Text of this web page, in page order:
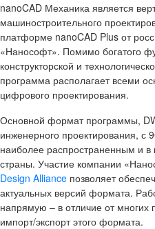
nanoCAD Механика является
машиностроительного
платформе nanoCAD Plus от
«Нанософт». Помимо богатого
конструкторской и
программа располагает всеми
цифрового проектирования.
Основной формат программы,
инженерного проектирования, с
наиболее распространенным и
страны. Участие компании
Design Alliance позволяет
актуальных версий формата.
напрямую – в отличие от
импорт/экспорт этого формата.